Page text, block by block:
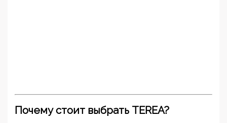
Почему стоит выбрать TEREA?